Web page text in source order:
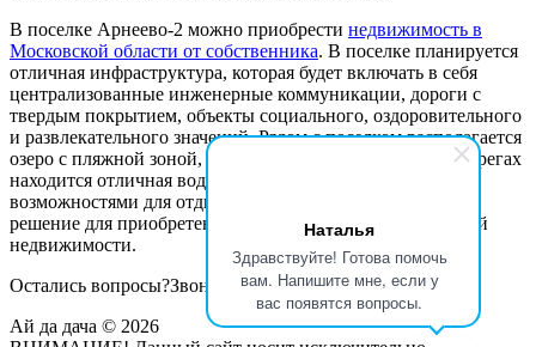
Наталья
Здравствуйте! Готова помочь
вам. Напишите мне, если у
вас появятся вопросы.
В поселке Арнеево-2 можно приобрести недвижимость в
Московской области от собственника. В поселке планируется
отличная инфраструктура, которая будет включать в себя
централизованные инженерные коммуникации, дороги с
твердым покрытием, объекты социального, оздоровительного
и развлекательного значений. Рядом с поселком располагается
озеро с пляжной зоной, заповедник и река Ока – на ее берегах
находится отличная водная база с замечательными
возможностями для отдыха на воде. Арнеево-2 – лучшее
решение для приобретения комфортабельной и недорогой
недвижимости.
Остались вопросы?Звоните +7(495)984-42-55
Ай да дача © 2026